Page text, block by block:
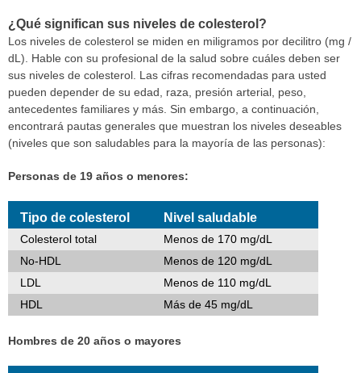
¿Qué significan sus niveles de colesterol?
Los niveles de colesterol se miden en miligramos por decilitro (mg /
dL). Hable con su profesional de la salud sobre cuáles deben ser
sus niveles de colesterol. Las cifras recomendadas para usted
pueden depender de su edad, raza, presión arterial, peso,
antecedentes familiares y más. Sin embargo, a continuación,
encontrará pautas generales que muestran los niveles deseables
(niveles que son saludables para la mayoría de las personas):
Personas de 19 años o menores:
Tipo de colesterol Nivel saludable
Colesterol total
Menos de 170 mg/dL
No-HDL
Menos de 120 mg/dL
LDL
Menos de 110 mg/dL
HDL
Más de 45 mg/dL
Hombres de 20 años o mayores